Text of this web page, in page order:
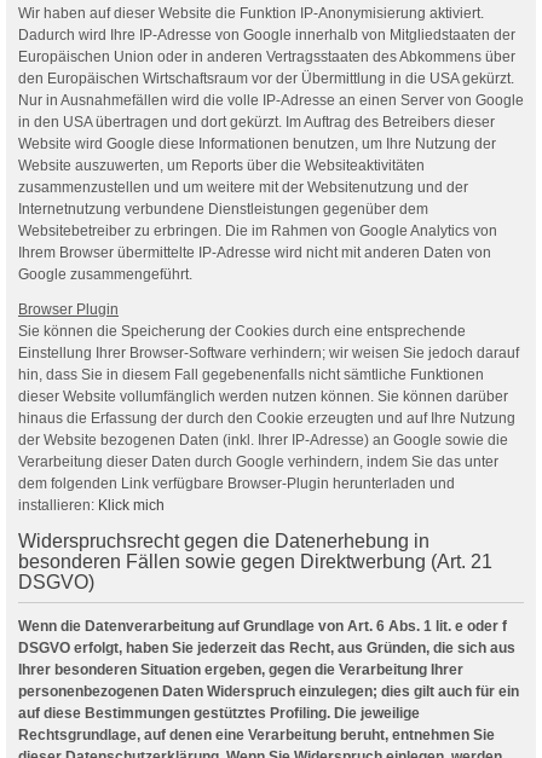
Wir haben auf dieser Website die Funktion IP-Anonymisierung aktiviert.
Dadurch wird Ihre IP-Adresse von Google innerhalb von Mitgliedstaaten der
Europäischen Union oder in anderen Vertragsstaaten des Abkommens über
den Europäischen Wirtschaftsraum vor der Übermittlung in die USA gekürzt.
Nur in Ausnahmefällen wird die volle IP-Adresse an einen Server von Google
in den USA übertragen und dort gekürzt. Im Auftrag des Betreibers dieser
Website wird Google diese Informationen benutzen, um Ihre Nutzung der
Website auszuwerten, um Reports über die Websiteaktivitäten
zusammenzustellen und um weitere mit der Websitenutzung und der
Internetnutzung verbundene Dienstleistungen gegenüber dem
Websitebetreiber zu erbringen. Die im Rahmen von Google Analytics von
Ihrem Browser übermittelte IP-Adresse wird nicht mit anderen Daten von
Google zusammengeführt.
Browser Plugin
Sie können die Speicherung der Cookies durch eine entsprechende
Einstellung Ihrer Browser-Software verhindern; wir weisen Sie jedoch darauf
hin, dass Sie in diesem Fall gegebenenfalls nicht sämtliche Funktionen
dieser Website vollumfänglich werden nutzen können. Sie können darüber
hinaus die Erfassung der durch den Cookie erzeugten und auf Ihre Nutzung
der Website bezogenen Daten (inkl. Ihrer IP-Adresse) an Google sowie die
Verarbeitung dieser Daten durch Google verhindern, indem Sie das unter
dem folgenden Link verfügbare Browser-Plugin herunterladen und
installieren: Klick mich
Widerspruchsrecht gegen die Datenerhebung in
besonderen Fällen sowie gegen Direktwerbung (Art. 21
DSGVO)
Wenn die Datenverarbeitung auf Grundlage von Art. 6 Abs. 1 lit. e oder f
DSGVO erfolgt, haben Sie jederzeit das Recht, aus Gründen, die sich aus
Ihrer besonderen Situation ergeben, gegen die Verarbeitung Ihrer
personenbezogenen Daten Widerspruch einzulegen; dies gilt auch für ein
auf diese Bestimmungen gestütztes Profiling. Die jeweilige
Rechtsgrundlage, auf denen eine Verarbeitung beruht, entnehmen Sie